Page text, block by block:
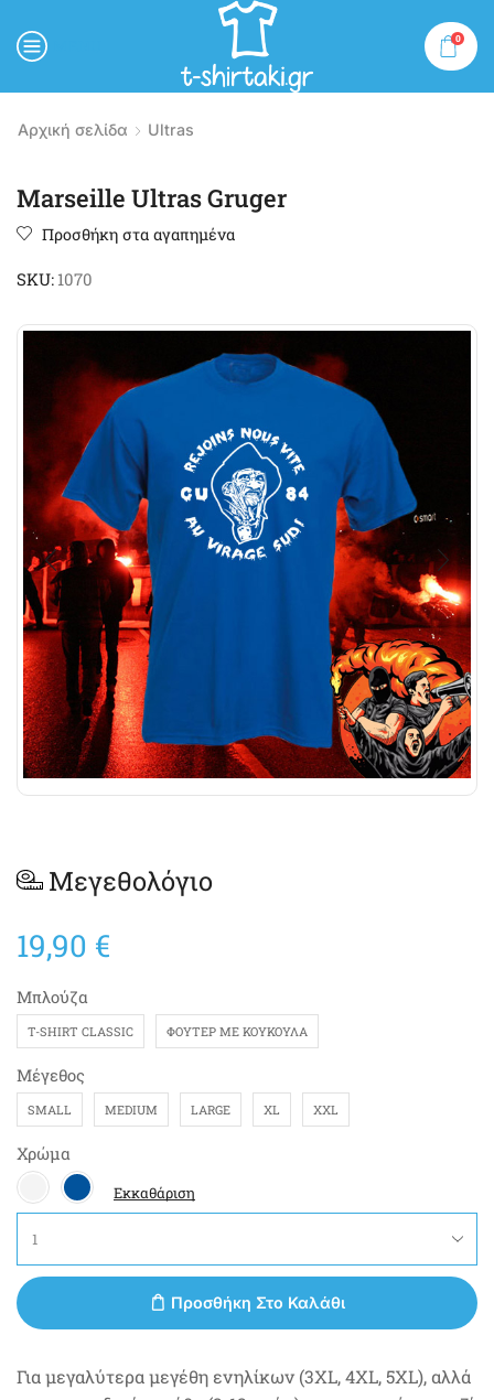
0
Αρχική σελίδα Ultras
Marseille Ultras Gruger
Προσθήκη στα αγαπημένα
SKU: 1070
Μεγεθολόγιο
19,90 €
Μπλούζα
T-SHIRT CLASSIC ΦΟΎΤΕΡ ΜΕ ΚΟΥΚΟΎΛΑ
Μέγεθος
SMALL MEDIUM LARGE XL XXL
Χρώμα
Εκκαθάριση
Προσθήκη Στο Καλάθι
Για μεγαλύτερα μεγέθη ενηλίκων (3XL, 4XL, 5XL), αλλά